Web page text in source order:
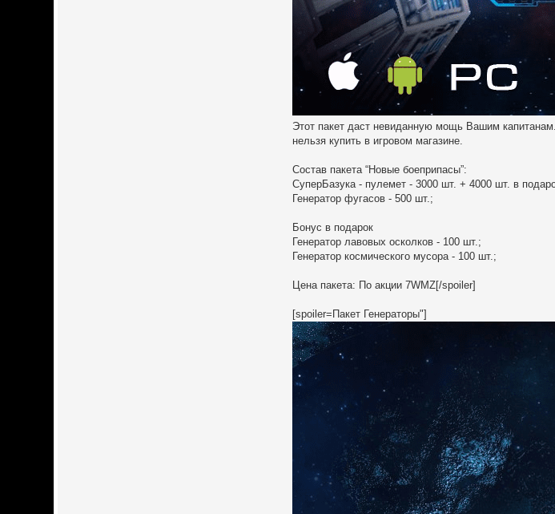
Этот пакет даст невиданную мощь Вашим
нельзя купить в игровом магазине.
Состав пакета “Новые боеприпасы”:
СуперБазука - пулемет - 3000 шт. + 4000 шт. в
Генератор фугасов - 500 шт.;
Бонус в подарок
Генератор лавовых осколков - 100 шт.;
Генератор космического мусора - 100 шт.;
Цена пакета: По акции 7WMZ[/spoiler]
[spoiler=Пакет Генераторы"]